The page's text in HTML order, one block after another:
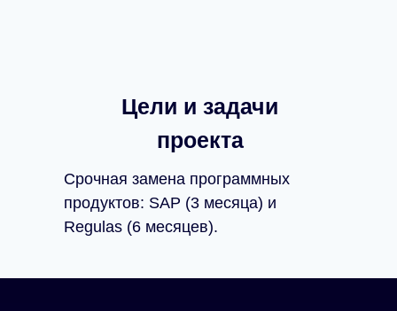
Цели и задачи
проекта
Cрочная замена программных
продуктов: SAP (3 месяца) и
Regulas (6 месяцев).